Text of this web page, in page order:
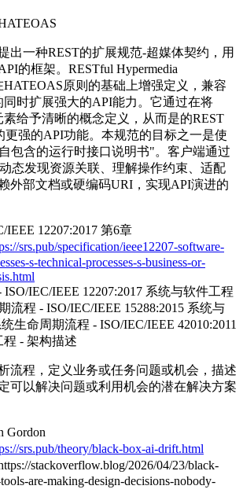
出一种REST的扩展规范-超媒体契约，用
的框架。RESTful Hypermedia
HATEOAS原则的基础上增强定义，兼容
同时扩展强大的API能力。它通过在将
素给予清晰的概念定义，从而是的REST
更强的API功能。本规范的目标之一是使
包含的运行时接口说明书"。客户端通过
态发现资源关联、理解操作约束、适配
外部文档或硬编码URI，实现API演进的
IEEE 12207:2017 第6章
srs.pub/specification/ieee12207-software-
s-technical-processes-s-business-or-
ISO/IEC/IEEE 12207:2017 系统与软件工程
流程 - ISO/IEC/IEEE 15288:2015 系统与
生命周期流程 - ISO/IEC/IEEE 42010:2011
- 架构描述
流程，定义业务或任务问题或机会，描述
可以解决问题或利用机会的潜在解决方案
Gordon
srs.pub/theory/black-box-ai-drift.html
stackoverflow.blog/2026/04/23/black-
are-making-design-decisions-nobody-